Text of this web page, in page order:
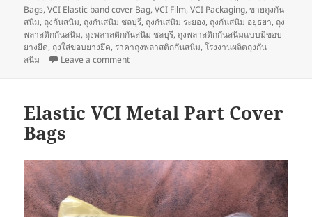
on
Bags,VCI Elastic band cover Bag,VCI Film,VCI Packaging,ขายถุงกัน
สนิม, ถุงกันสนิม, ถุงกันสนิม ชลบุรี, ถุงกันสนิม ระยอง, ถุงกันสนิม อยุธยา, ถุง
พลาสติกกันสนิม, ถุงพลาสติกกันสนิม ชลบุรี, ถุงพลาสติกกันสนิมแบบมีขอบ
ยางยึด, ถุงใส่ขอบยางยึด, ราคาถุงพลาสติกกันสนิม,โรงงานผลิตถุงกัน
สนิม
Leave a commenton ประเภทของการกัดกร่อน/การกัดกร่อนมีหลายปร
Elastic VCI Metal Part Cover
Bags